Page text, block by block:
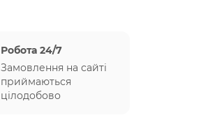
Робота 24/7
Замовлення на сайті
приймаються
цілодобово